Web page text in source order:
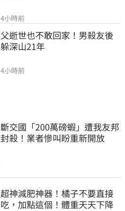
4小時前
父逝世也不敢回家！男殺友後
躲深山21年
4小時前
斷交國「200萬磅蝦」遭我友邦
封殺！業者慘叫盼重新開放
超神減肥神器！橘子不要直接
吃，加點這個！體重天天下降